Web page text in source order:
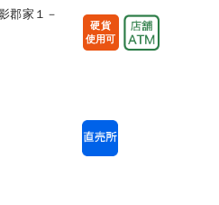
郡家１－
硬貨
使用可